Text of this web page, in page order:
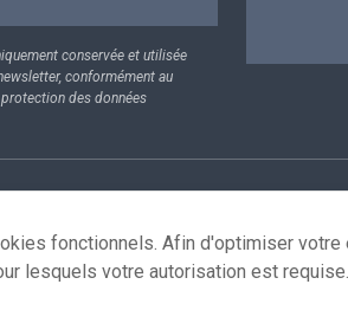
conservée et utilisée
conformément au
des données
fonctionnels. Afin d'optimiser
lesquels votre autorisation est requise.